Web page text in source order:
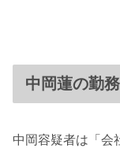
中岡蓮の勤
中岡容疑者は「会